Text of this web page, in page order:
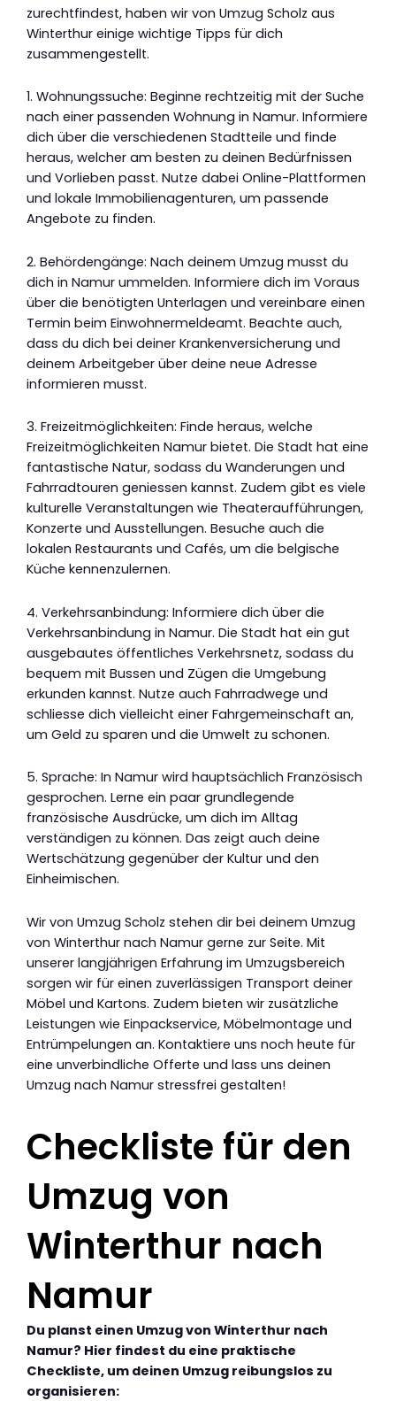
zurechtfindest, haben wir von Umzug Scholz aus
Winterthur einige wichtige Tipps für dich
zusammengestellt.
1. Wohnungssuche: Beginne rechtzeitig mit der Suche
nach einer passenden Wohnung in Namur. Informiere
dich über die verschiedenen Stadtteile und finde
heraus, welcher am besten zu deinen Bedürfnissen
und Vorlieben passt. Nutze dabei Online-Plattformen
und lokale Immobilienagenturen, um passende
Angebote zu finden.
2. Behördengänge: Nach deinem Umzug musst du
dich in Namur ummelden. Informiere dich im Voraus
über die benötigten Unterlagen und vereinbare einen
Termin beim Einwohnermeldeamt. Beachte auch,
dass du dich bei deiner Krankenversicherung und
deinem Arbeitgeber über deine neue Adresse
informieren musst.
3. Freizeitmöglichkeiten: Finde heraus, welche
Freizeitmöglichkeiten Namur bietet. Die Stadt hat eine
fantastische Natur, sodass du Wanderungen und
Fahrradtouren geniessen kannst. Zudem gibt es viele
kulturelle Veranstaltungen wie Theateraufführungen,
Konzerte und Ausstellungen. Besuche auch die
lokalen Restaurants und Cafés, um die belgische
Küche kennenzulernen.
4. Verkehrsanbindung: Informiere dich über die
Verkehrsanbindung in Namur. Die Stadt hat ein gut
ausgebautes öffentliches Verkehrsnetz, sodass du
bequem mit Bussen und Zügen die Umgebung
erkunden kannst. Nutze auch Fahrradwege und
schliesse dich vielleicht einer Fahrgemeinschaft an,
um Geld zu sparen und die Umwelt zu schonen.
5. Sprache: In Namur wird hauptsächlich Französisch
gesprochen. Lerne ein paar grundlegende
französische Ausdrücke, um dich im Alltag
verständigen zu können. Das zeigt auch deine
Wertschätzung gegenüber der Kultur und den
Einheimischen.
Wir von Umzug Scholz stehen dir bei deinem Umzug
von Winterthur nach Namur gerne zur Seite. Mit
unserer langjährigen Erfahrung im Umzugsbereich
sorgen wir für einen zuverlässigen Transport deiner
Möbel und Kartons. Zudem bieten wir zusätzliche
Leistungen wie Einpackservice, Möbelmontage und
Entrümpelungen an. Kontaktiere uns noch heute für
eine unverbindliche Offerte und lass uns deinen
Umzug nach Namur stressfrei gestalten!
Checkliste für den
Umzug von
Winterthur nach
Namur
Du planst einen Umzug von Winterthur nach
Namur? Hier findest du eine praktische
Checkliste, um deinen Umzug reibungslos zu
organisieren: